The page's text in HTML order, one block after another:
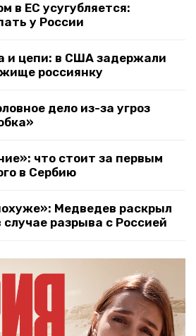
в ЕС усугубляется:
у России
и цепи: в США задержали
россиянку
дело из-за угроз
что стоит за первым
в Сербию
Медведев раскрыл
разрыва с Россией